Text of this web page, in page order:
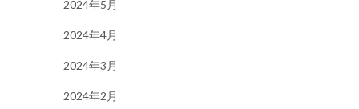
2024年5月
2024年4月
2024年3月
2024年2月